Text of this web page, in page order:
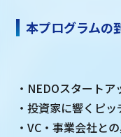
本プログラムの
・NEDOスタート
・投資家に響くピ
・VC・事業会社と